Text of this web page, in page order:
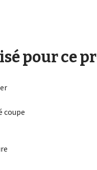
pour ce
coupe